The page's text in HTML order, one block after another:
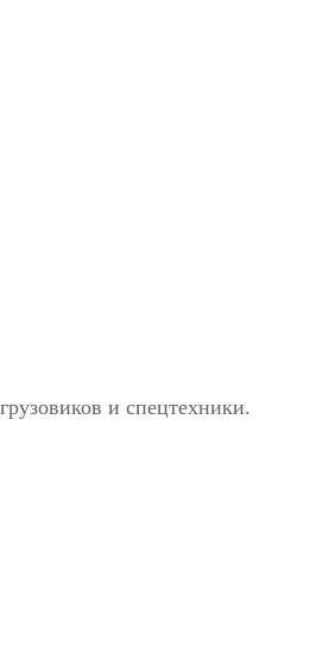
и спецтехники.